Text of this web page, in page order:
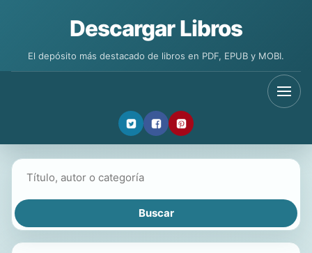
Descargar Libros
El depósito más destacado de libros en PDF, EPUB y MOBI.